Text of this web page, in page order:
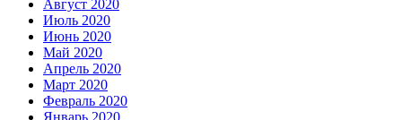
Август 2020
Июль 2020
Июнь 2020
Май 2020
Апрель 2020
Март 2020
Февраль 2020
Январь 2020